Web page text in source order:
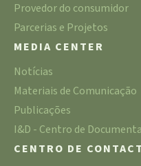
Provedor do consumidor
Parcerias e Projetos
MEDIA CENTER
Notícias
Materiais de Comunicação
Publicações
I&D - Centro de
CENTRO DE